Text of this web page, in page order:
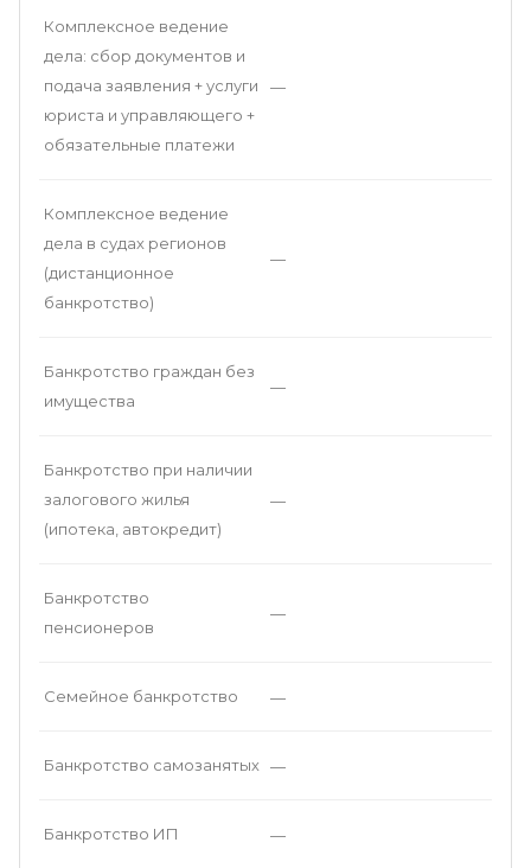
Комплексное ведение
дела: сбор документов и
подача заявления + услуги
юриста и управляющего +
обязательные платежи
—
Комплексное ведение
дела в судах регионов
(дистанционное
банкротство)
—
Банкротство граждан без
имущества
—
Банкротство при наличии
залогового жилья
(ипотека, автокредит)
—
Банкротство
пенсионеров
—
Семейное банкротство —
Банкротство самозанятых —
Банкротство ИП —